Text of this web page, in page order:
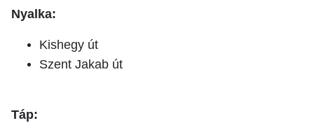
Nyalka:
Kishegy út
Szent Jakab út
Táp: